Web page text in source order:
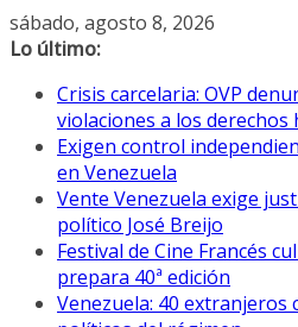
Saltar
al
sábado, agosto 8, 2026
Lo último:
Crisis carcelaria: OVP
violaciones a los derechos
Exigen control
en Venezuela
Vente Venezuela exige
político José Breijo
Festival de Cine Francés
prepara 40ª edición
Venezuela: 40